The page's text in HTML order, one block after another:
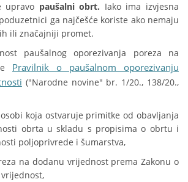
upravo paušalni obrt. Iako ima izvjesna
ga najčešće koriste ako nemaju
ili značajniji promet.
paušalnog oporezivanja poreza na
Pravilnik o paušalnom oporezivanju
("Narodne novine" br. 1/20., 138/20.,
koja ostvaruje primitke od obavljanja
obrta u skladu s propisima o obrtu i
poljoprivrede i šumarstva,
na dodanu vrijednost prema Zakonu o